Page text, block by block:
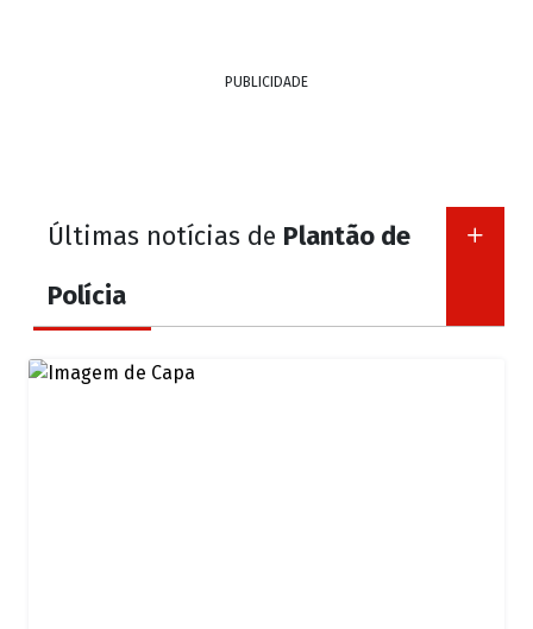
PUBLICIDADE
Últimas notícias de Plantão de
Polícia